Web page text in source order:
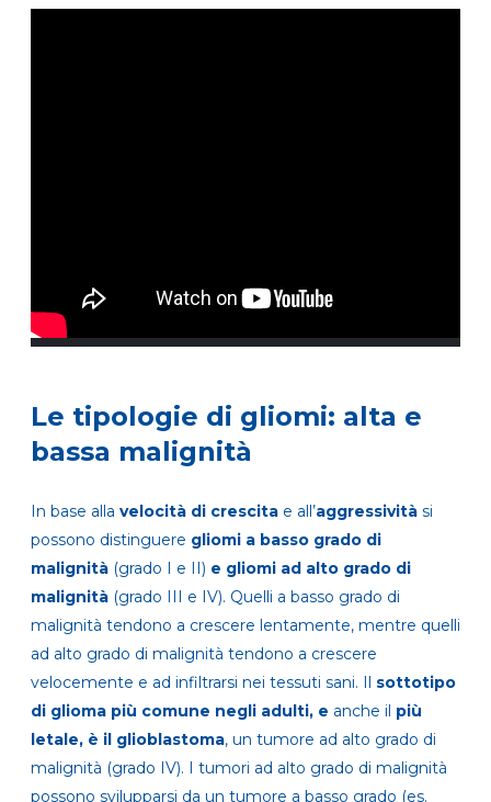
Le tipologie di gliomi: alta e
bassa malignità
In base alla velocità di crescita e all’aggressività si
possono distinguere gliomi a basso grado di
malignità (grado I e II) e gliomi ad alto grado di
malignità (grado III e IV). Quelli a basso grado di
malignità tendono a crescere lentamente, mentre quelli
ad alto grado di malignità tendono a crescere
velocemente e ad infiltrarsi nei tessuti sani. Il sottotipo
di glioma più comune negli adulti, e anche il più
letale, è il glioblastoma, un tumore ad alto grado di
malignità (grado IV). I tumori ad alto grado di malignità
possono svilupparsi da un tumore a basso grado (es.